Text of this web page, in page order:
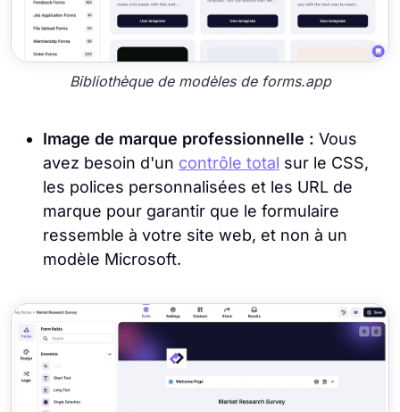
Bibliothèque de modèles de forms.app
Image de marque professionnelle : Vous
avez besoin d'un contrôle total sur le CSS,
les polices personnalisées et les URL de
marque pour garantir que le formulaire
ressemble à votre site web, et non à un
modèle Microsoft.